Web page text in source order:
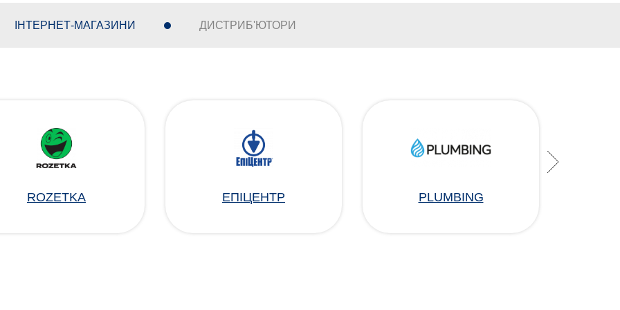
ІНТЕРНЕТ-МАГАЗИНИ ДИСТРИБ'ЮТОРИ
ROZETKA ЕПІЦЕНТР PLUMBING